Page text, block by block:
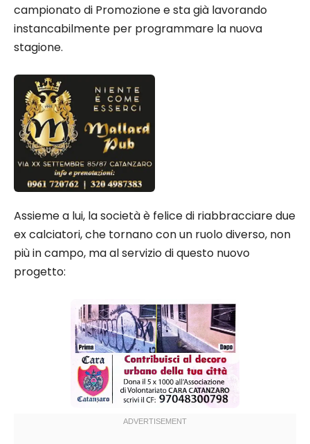
campionato di Promozione e sta già lavorando
instancabilmente per programmare la nuova
stagione.
Assieme a lui, la società è felice di riabbracciare due
ex calciatori, che tornano con un ruolo diverso, non
più in campo, ma al servizio di questo nuovo
progetto: